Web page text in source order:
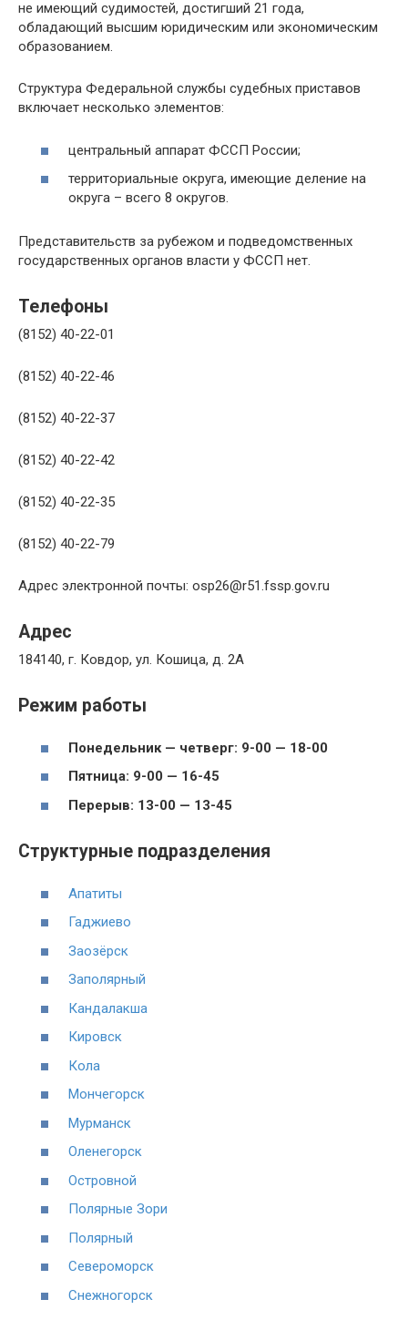
не имеющий судимостей, достигший 21 года,
обладающий высшим юридическим или экономическим
образованием.
Структура Федеральной службы судебных приставов
включает несколько элементов:
центральный аппарат ФССП России;
территориальные округа, имеющие деление на
округа – всего 8 округов.
Представительств за рубежом и подведомственных
государственных органов власти у ФССП нет.
Телефоны
(8152) 40-22-01
(8152) 40-22-46
(8152) 40-22-37
(8152) 40-22-42
(8152) 40-22-35
(8152) 40-22-79
Адрес электронной почты: osp26@r51.fssp.gov.ru
Адрес
184140, г. Ковдор, ул. Кошица, д. 2А
Режим работы
Понедельник — четверг: 9-00 — 18-00
Пятница: 9-00 — 16-45
Перерыв: 13-00 — 13-45
Структурные подразделения
Апатиты
Гаджиево
Заозёрск
Заполярный
Кандалакша
Кировск
Кола
Мончегорск
Мурманск
Оленегорск
Островной
Полярные Зори
Полярный
Североморск
Снежногорск